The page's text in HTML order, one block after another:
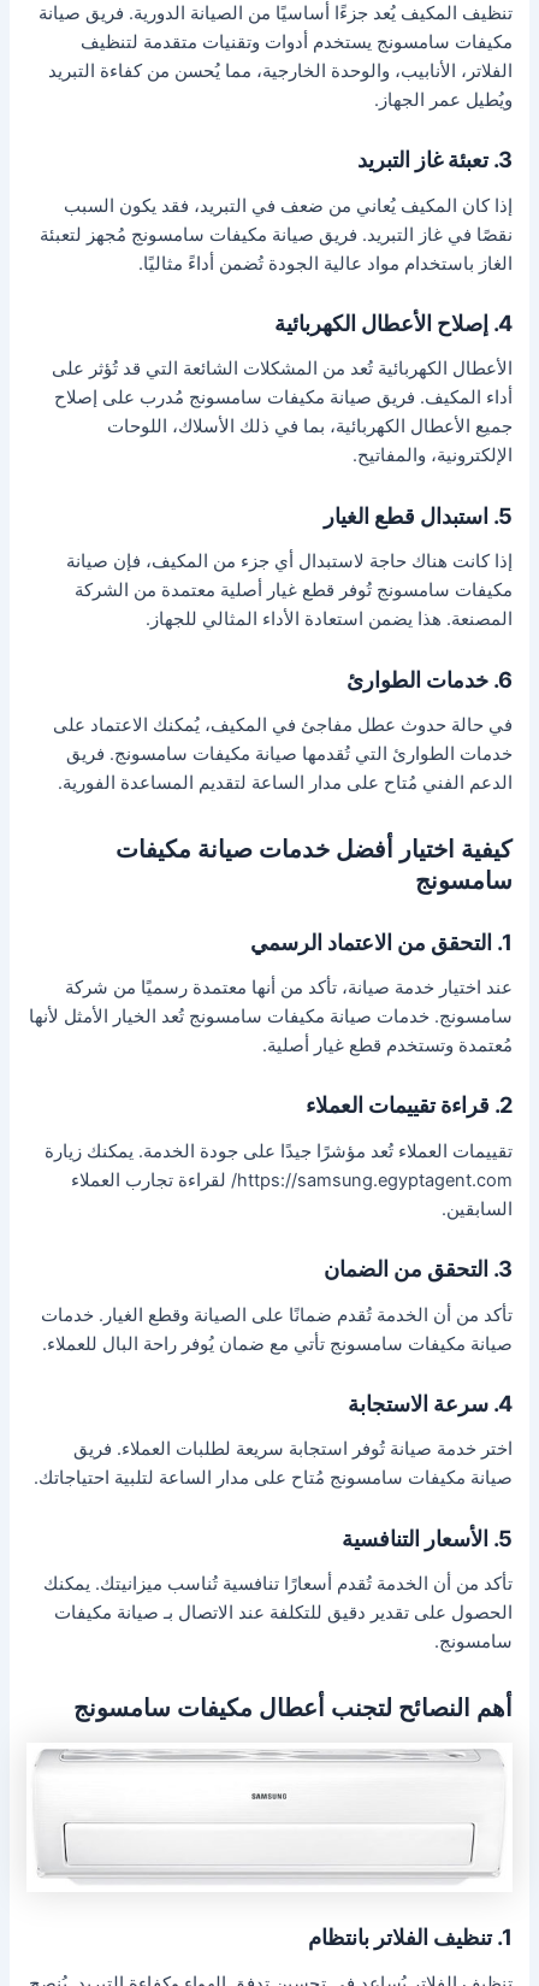
تنظيف المكيف يُعد جزءًا أساسيًا من الصيانة الدورية. فريق صيانة
مكيفات سامسونج يستخدم أدوات وتقنيات متقدمة لتنظيف
الفلاتر، الأنابيب، والوحدة الخارجية، مما يُحسن من كفاءة التبريد
ويُطيل عمر الجهاز.
3. تعبئة غاز التبريد
إذا كان المكيف يُعاني من ضعف في التبريد، فقد يكون السبب
نقصًا في غاز التبريد. فريق صيانة مكيفات سامسونج مُجهز لتعبئة
الغاز باستخدام مواد عالية الجودة تُضمن أداءً مثاليًا.
4. إصلاح الأعطال الكهربائية
الأعطال الكهربائية تُعد من المشكلات الشائعة التي قد تُؤثر على
أداء المكيف. فريق صيانة مكيفات سامسونج مُدرب على إصلاح
جميع الأعطال الكهربائية، بما في ذلك الأسلاك، اللوحات
الإلكترونية، والمفاتيح.
5. استبدال قطع الغيار
إذا كانت هناك حاجة لاستبدال أي جزء من المكيف، فإن صيانة
مكيفات سامسونج تُوفر قطع غيار أصلية معتمدة من الشركة
المصنعة. هذا يضمن استعادة الأداء المثالي للجهاز.
6. خدمات الطوارئ
في حالة حدوث عطل مفاجئ في المكيف، يُمكنك الاعتماد على
خدمات الطوارئ التي تُقدمها صيانة مكيفات سامسونج. فريق
الدعم الفني مُتاح على مدار الساعة لتقديم المساعدة الفورية.
كيفية اختيار أفضل خدمات صيانة مكيفات
سامسونج
1. التحقق من الاعتماد الرسمي
عند اختيار خدمة صيانة، تأكد من أنها معتمدة رسميًا من شركة
سامسونج. خدمات صيانة مكيفات سامسونج تُعد الخيار الأمثل لأنها
مُعتمدة وتستخدم قطع غيار أصلية.
2. قراءة تقييمات العملاء
تقييمات العملاء تُعد مؤشرًا جيدًا على جودة الخدمة. يمكنك زيارة
https://samsung.egyptagent.com/ لقراءة تجارب العملاء
السابقين.
3. التحقق من الضمان
تأكد من أن الخدمة تُقدم ضمانًا على الصيانة وقطع الغيار. خدمات
صيانة مكيفات سامسونج تأتي مع ضمان يُوفر راحة البال للعملاء.
4. سرعة الاستجابة
اختر خدمة صيانة تُوفر استجابة سريعة لطلبات العملاء. فريق
صيانة مكيفات سامسونج مُتاح على مدار الساعة لتلبية احتياجاتك.
5. الأسعار التنافسية
تأكد من أن الخدمة تُقدم أسعارًا تنافسية تُناسب ميزانيتك. يمكنك
الحصول على تقدير دقيق للتكلفة عند الاتصال بـ صيانة مكيفات
سامسونج.
أهم النصائح لتجنب أعطال مكيفات سامسونج
1. تنظيف الفلاتر بانتظام